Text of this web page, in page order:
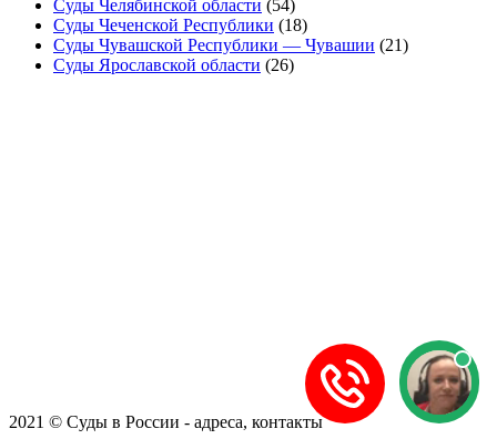
Суды Челябинской области (54)
Суды Чеченской Республики (18)
Суды Чувашской Республики — Чувашии (21)
Суды Ярославской области (26)
2021 © Суды в России - адреса, контакты